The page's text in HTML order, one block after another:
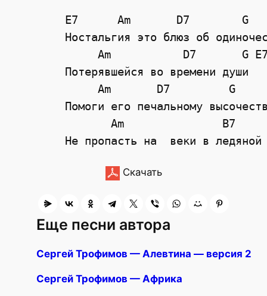
Скачать
Еще песни автора
Сергей Трофимов — Алевтина — версия 2
Сергей Трофимов — Африка